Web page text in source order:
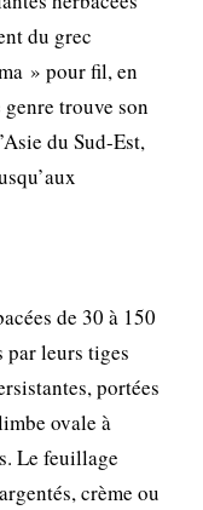
du grec
» pour fil, en
trouve son
du Sud-Est,
de 30 à 150
par leurs tiges
portées
ovale à
Le feuillage
crème ou